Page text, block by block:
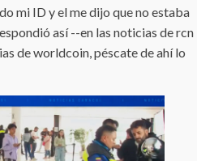
mi ID y el me dijo que no estaba
así --en las noticias de rcn
de worldcoin, péscate de ahí lo